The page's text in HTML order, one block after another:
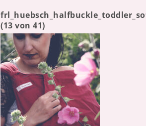
(13 von 41)